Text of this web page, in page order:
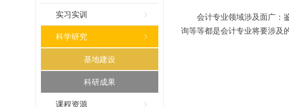
实习实训
科学研究
基地建设
科研成果
课程资源
会计专业领域涉及面广：
询等等都是会计专业将要涉及